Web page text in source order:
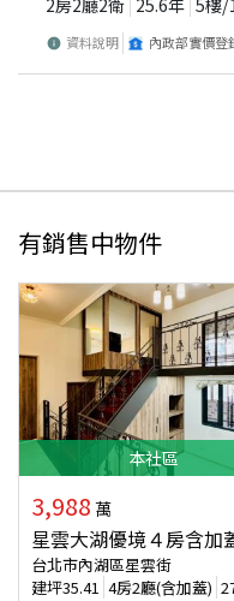
2房2廳2衛 25.6年 5樓/
資料說明 內政部實價登
有銷售中物件
本社區
3,988 萬
星雲大湖優境４房含加
台北市內湖區星雲街
建坪35.41 4房2廳(含加蓋)